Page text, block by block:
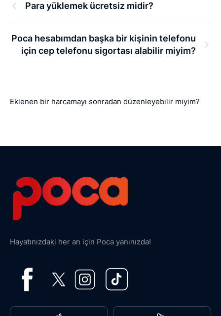
Para yüklemek ücretsiz midir?
Poca hesabımdan başka bir kişinin telefonu
için cep telefonu sigortası alabilir miyim?
Eklenen bir harcamayı sonradan düzenleyebilir miyim?
Hayatınızdaki her an için Poca yanınızda!